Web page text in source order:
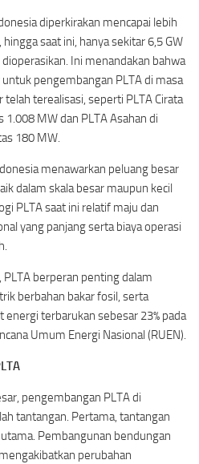
diperkirakan mencapai lebih
saat ini, hanya sekitar 6,5 GW
Ini menandakan bahwa
pengembangan PLTA di masa
terealisasi, seperti PLTA Cirata
1.008 MW dan PLTA Asahan di
180 MW.
menawarkan peluang besar
dalam skala besar maupun kecil
PLTA saat ini relatif maju dan
yang panjang serta biaya operasi
berperan penting dalam
berbahan bakar fosil, serta
terbarukan sebesar 23% pada
Umum Energi Nasional (RUEN).
pengembangan PLTA di
tantangan. Pertama, tantangan
Pembangunan bendungan
perubahan